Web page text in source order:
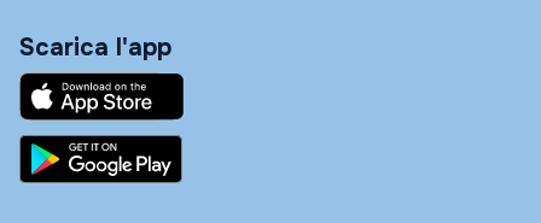
Scarica l'app